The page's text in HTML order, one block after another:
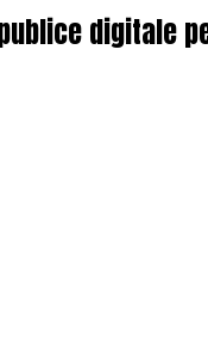
digitale